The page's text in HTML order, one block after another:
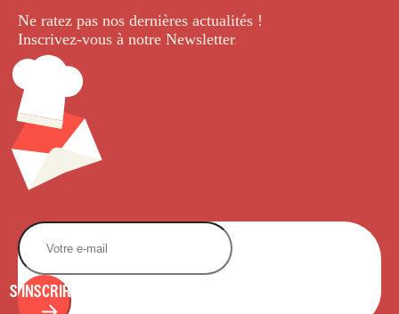
Ne ratez pas nos dernières actualités !
Inscrivez-vous à notre Newsletter.
S'INSCRIRE